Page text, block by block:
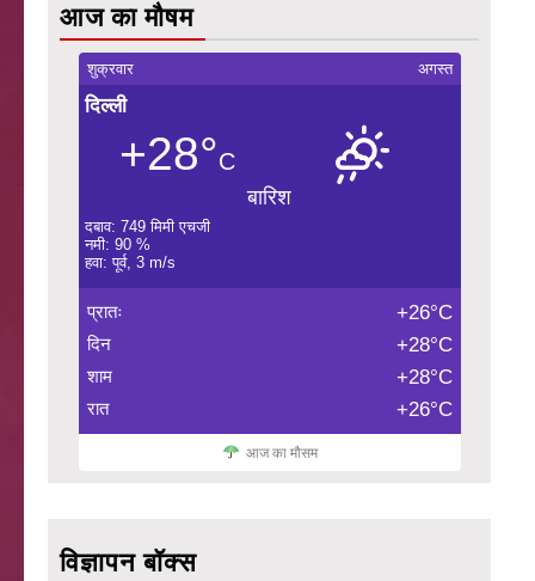
आज का मौषम
शुक्रवार अगस्त
दिल्ली
+28°C
बारिश
दबाव: 749 मिमी एचजी
नमी: 90 %
हवा: पूर्व, 3 m/s
प्रातः +26°C
दिन +28°C
शाम +28°C
रात +26°C
आज का मौसम
विज्ञापन बॉक्स